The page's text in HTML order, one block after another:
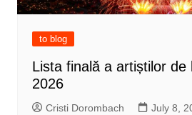
to blog
Lista finală a artiștilor de
2026
Cristi Dorombach July 8,